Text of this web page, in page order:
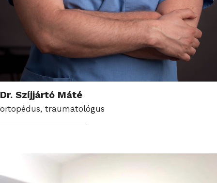
Dr. Szíjjártó Máté
ortopédus, traumatológus